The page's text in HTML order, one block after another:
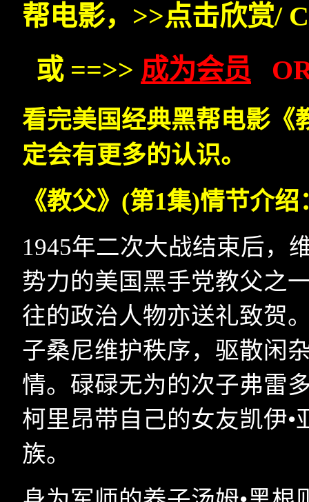
帮电影， >>点击欣赏/
或==>> 成为会员
看完美国经典黑帮电影《
定会有更多的认识。
《教父》 (第1集)情节介绍
1945年二次大战结束后，
势力的美国黑手党教父之
往的政治人物亦送礼致贺
子桑尼维护秩序，驱散闲
情。碌碌无为的次子弗雷
柯里昂带自己的女友凯伊
族。